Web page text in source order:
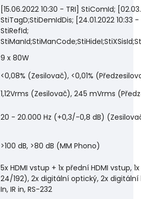
[15.06.2022 10:30 - TRI] StiComId;
StiTagD;StiDemIdDis; [24.01.2022 10:33 -
StiRefId;
9 x 80W
<0,08% (Zesilovač), <0,01%
1,12Vrms (Zesilovač), 245 mVrms
20 - 20.000 Hz (+0,3/-0,8 dB)
>100 dB, >80 dB (MM Phono)
5x HDMI vstup + 1x přední HDMI vstup,
24/192), 2x digitální optický, 2x digitální
In, IR in, RS-232